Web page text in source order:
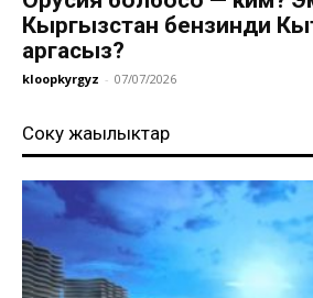
Кыргызстан бензинди
аргасыз?
kloopkyrgyz - 07/07/2026
Соңку жаңылыктар